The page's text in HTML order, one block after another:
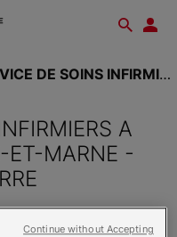
DE SOINS INFIRMIERS A DOMICILE DE...
A
ET-MARNE -
Continue without Accepting